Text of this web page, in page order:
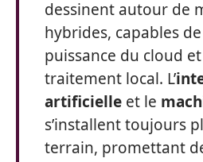
dessinent autour de
hybrides, capables
puissance du cloud
traitement local. L’
artificielle et le
s’installent toujours
terrain, promettant